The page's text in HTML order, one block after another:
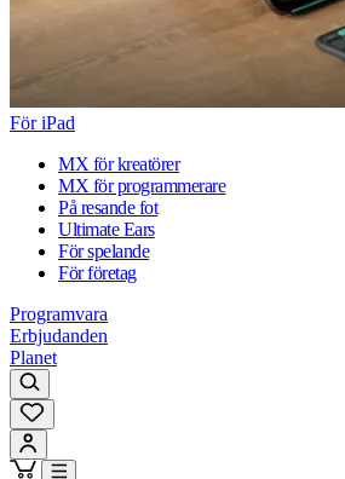
För iPad
MX för kreatörer
MX för programmerare
På resande fot
Ultimate Ears
För spelande
För företag
Programvara
Erbjudanden
Planet